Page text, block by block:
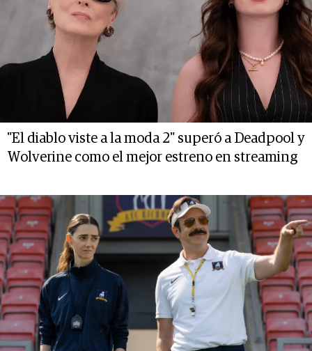
"El diablo viste a la moda 2" superó a Deadpool y
Wolverine como el mejor estreno en streaming